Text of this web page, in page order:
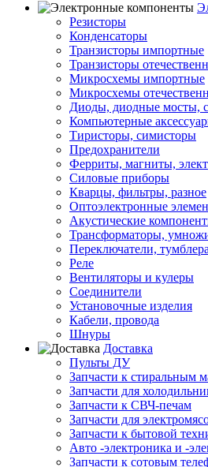
Резисторы
Конденсаторы
Транзисторы импортные
Транзисторы
Микросхемы импортные
Микросхемы
Диоды, диодные мосты,
Компьютерные
Тиристоры, симисторы
Предохранители
Ферриты, магниты,
Силовые приборы
Кварцы, фильтры, разное
Оптоэлектронные
Акустические
Трансформаторы,
Переключатели, тумблера
Реле
Вентиляторы и кулеры
Соединители
Установочные изделия
Кабели, провода
Шнуры
Доставка
Пульты ДУ
Запчасти к стиральным
Запчасти для
Запчасти к СВЧ-печам
Запчасти для
Запчасти к бытовой
Авто -электроника и -
Запчасти к сотовым